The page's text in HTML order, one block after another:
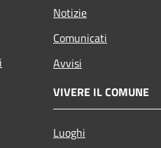
Notizie
Comunicati
Avvisi
VIVERE IL COMUNE
Luoghi